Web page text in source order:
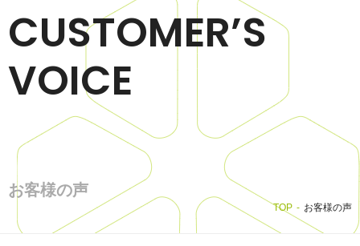
CUSTOMER’S
VOICE
お客様の声
TOP お客様の声